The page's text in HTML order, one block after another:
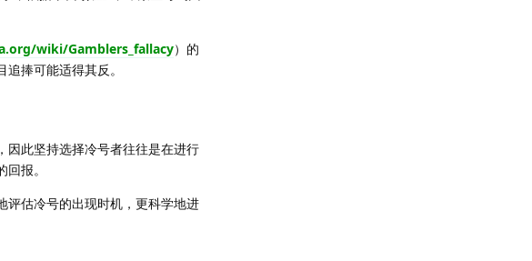
wiki/Gamblers_fallacy）的
捧可能适得其反。
因此坚持选择冷号者往往是在进行
报。
评估冷号的出现时机，更科学地进